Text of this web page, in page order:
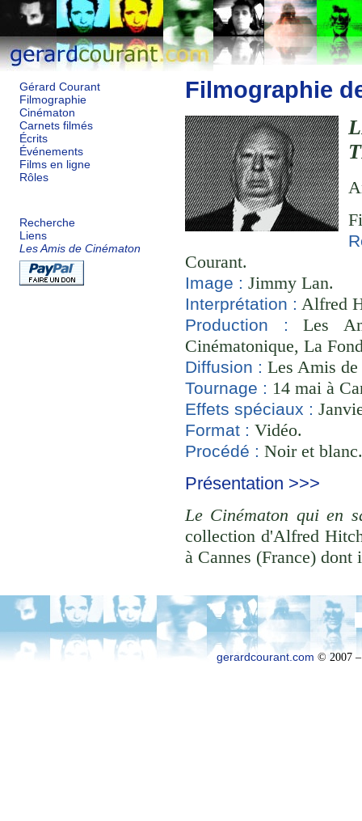
Gérard Courant
Filmographie
Cinématon
Carnets filmés
Écrits
Événements
Films en ligne
Rôles
Recherche
Liens
Les Amis de Cinématon
Filmographie
Courant.
Image : Jimmy Lan.
Interprétation : Alfred
Production :
Les
Cinématonique, La
Diffusion : Les Amis
Tournage : 14 mai à
Effets spéciaux :
Format : Vidéo.
Procédé : Noir et
Présentation >>>
Le Cinématon qui en
collection d'Alfred
à Cannes (France) dont
gerardcourant.com © 2007